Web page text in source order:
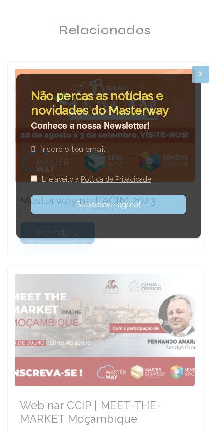
Relacionados
Masterway na FACIM 2023
Ler mais
Webinar CCIP | MEET-THE-
MARKET Moçambique
Não percas as notícias e
novidades do Masterway
Conhece a nossa Newsletter!
Li e aceito a Política de Privacidade
X